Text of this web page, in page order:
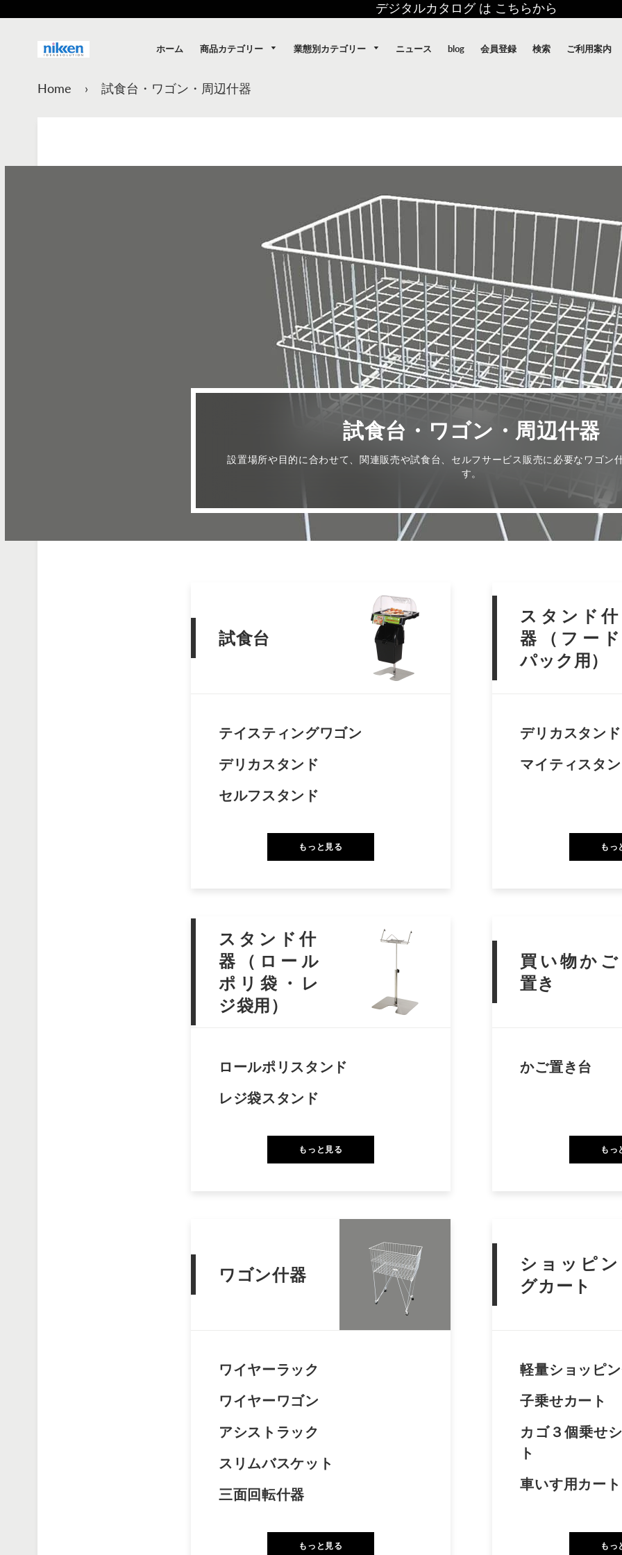
デジタルカタログ は こちらから
ホーム 商品カテゴリー 業態別カテゴリー ニュース blog 会員登録 検索 ご利用案内
Home › 試食台・ワゴン・周辺什器
試食台・ワゴン・周辺什器
設置場所や目的に合わせて、関連販売や試食台、セルフサービス販売に必要なワゴン
す。
試食台
テイスティングワゴン
デリカスタンド
セルフスタンド
もっと見る
スタンド什
器（フード
パック用）
デリカスタンド
マイティスタ
もっ
スタンド什
器（ロール
ポリ袋・レ
ジ袋用）
ロールポリスタンド
レジ袋スタンド
もっと見る
買い物かご
置き
かご置き台
もっ
ワゴン什器
ワイヤーラック
ワイヤーワゴン
アシストラック
スリムバスケット
三面回転什器
もっと見る
ショッピン
グカート
軽量ショッピ
子乗せカート
カゴ３個乗せ
ト
車いす用カート
もっ